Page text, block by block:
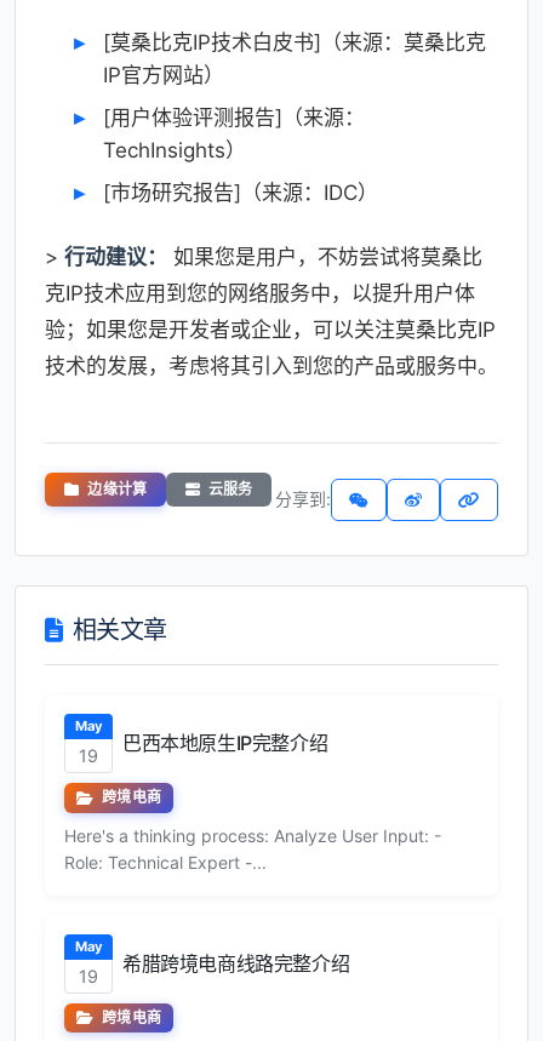
[莫桑比克IP技术白皮书]（来源：莫桑比克
IP官方网站）
[用户体验评测报告]（来源：
TechInsights）
[市场研究报告]（来源：IDC）
> 行动建议：
如果您是用户，不妨尝试将莫桑比
克IP技术应用到您的网络服务中，以提升用户体
验；如果您是开发者或企业，可以关注莫桑比克IP
技术的发展，考虑将其引入到您的产品或服务中。
边缘计算 云服务 分享到:
相关文章
May
19
巴西本地原生IP完整介绍
跨境电商
Here's a thinking process: Analyze User Input: -
Role: Technical Expert -...
May
19
希腊跨境电商线路完整介绍
跨境电商